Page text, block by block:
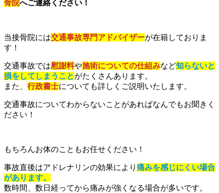
骨院へご連絡ください！
当接骨院には交通事故専門アドバイザーが在籍しておりま
す！
交通事故では慰謝料や施術についての仕組みなど知らないと
損をしてしまうことがたくさんあります。
また、 行政書士についても詳しくご説明いたします。
交通事故についてわからないことがあればなんでもお聞きく
ださい！
もちろんお体のこともお任せください！
事故直後はアドレナリンの効果により 痛みを感じにくい場合
があります。
数時間、数日経ってから痛みが強くなる場合が多いです。